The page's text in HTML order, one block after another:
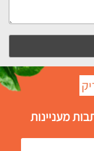
מעניינות